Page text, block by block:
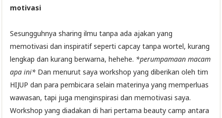
motivasi
Sesungguhnya sharing ilmu tanpa ada ajakan yang
memotivasi dan inspiratif seperti capcay tanpa wortel, kurang
lengkap dan kurang berwarna, hehehe. *perumpamaan macam
apa ini* Dan menurut saya workshop yang diberikan oleh tim
HIJUP dan para pembicara selain materinya yang memperluas
wawasan, tapi juga menginspirasi dan memotivasi saya.
Workshop yang diadakan di hari pertama beauty camp antara